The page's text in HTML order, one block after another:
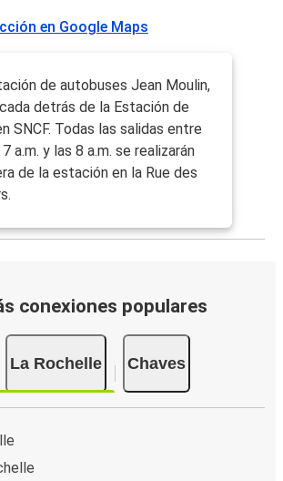
en Google Maps
de autobuses Jean Moulin,
detrás de la Estación de
SNCF. Todas las salidas entre
a.m. y las 8 a.m. se realizarán
de la estación en la Rue des
conexiones populares
La Rochelle Chaves